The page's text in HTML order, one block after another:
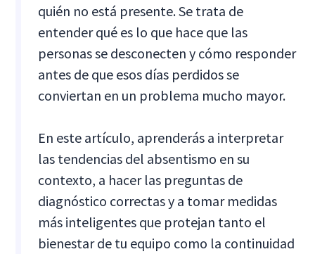
quién no está presente. Se trata de
entender qué es lo que hace que las
personas se desconecten y cómo responder
antes de que esos días perdidos se
conviertan en un problema mucho mayor.
En este artículo, aprenderás a interpretar
las tendencias del absentismo en su
contexto, a hacer las preguntas de
diagnóstico correctas y a tomar medidas
más inteligentes que protejan tanto el
bienestar de tu equipo como la continuidad